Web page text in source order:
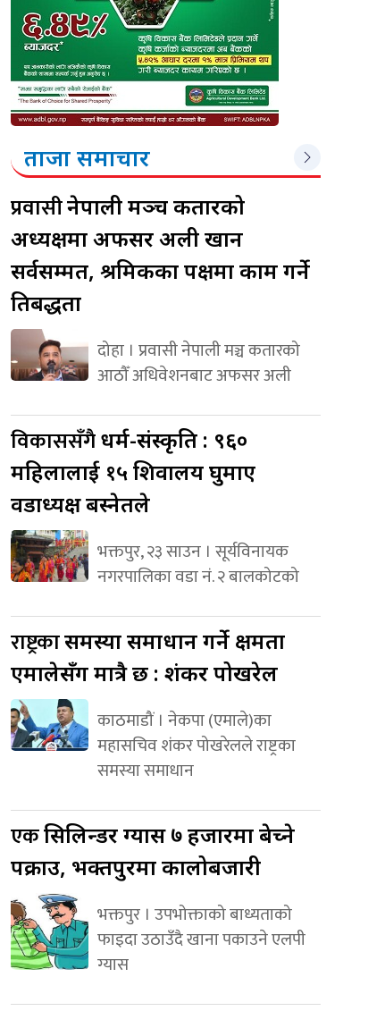
ताजा समाचार
प्रवासीनेपाली मञ्च कतारको
अध्यक्षमा अफसर अली खान
सर्वसम्मत, श्रमिकका पक्षमा काम गर्ने
प्रतिबद्धता
दोहा । प्रवासी नेपाली मञ्च कतारको
आठौँ अधिवेशनबाट अफसर अली
विकाससँगैधर्म-संस्कृति : ९६०
महिलालाई १५ शिवालय घुमाए
वडाध्यक्ष बस्नेतले
भक्तपुर, २३ साउन । सूर्यविनायक
नगरपालिका वडा नं. २ बालकोटको
राष्ट्रकासमस्या समाधान गर्ने क्षमता
एमालेसँग मात्रै छ : शंकर पोखरेल
काठमाडौं । नेकपा (एमाले)का
महासचिव शंकर पोखरेलले राष्ट्रका
समस्या समाधान
एकसिलिन्डर ग्यास ७ हजारमा बेच्ने
पक्राउ, भक्तपुरमा कालोबजारी
भक्तपुर । उपभोक्ताको बाध्यताको
फाइदा उठाउँदै खाना पकाउने एलपी
ग्यास